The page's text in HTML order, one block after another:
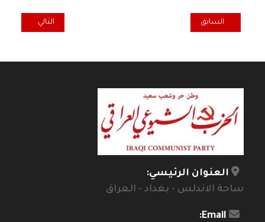
المقال السابق: تعاز ومواساة برحيل الرفيق حميد حمدان الزيدي (أبو أنور)
السابق المقال التالي:
التالي
العنوان الرئيسي:
ساحة الاندلس - بغداد - العراق
Email: